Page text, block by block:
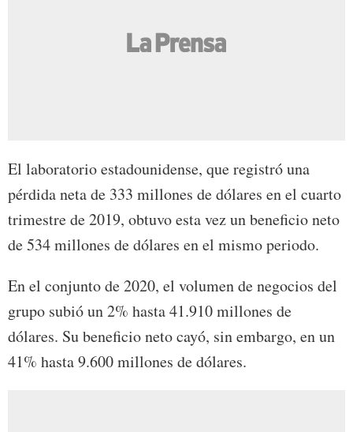
El laboratorio estadounidense, que registró una
pérdida neta de 333 millones de dólares en el cuarto
trimestre de 2019, obtuvo esta vez un beneficio neto
de 534 millones de dólares en el mismo periodo.
En el conjunto de 2020, el volumen de negocios del
grupo subió un 2% hasta 41.910 millones de
dólares. Su beneficio neto cayó, sin embargo, en un
41% hasta 9.600 millones de dólares.